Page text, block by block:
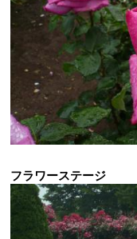
フラワーステージ